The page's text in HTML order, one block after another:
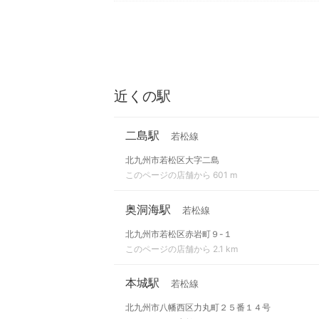
近くの駅
二島駅 若松線
北九州市若松区大字二島
このページの店舗から 601 m
奥洞海駅 若松線
北九州市若松区赤岩町９-１
このページの店舗から 2.1 km
本城駅 若松線
北九州市八幡西区力丸町２５番１４号